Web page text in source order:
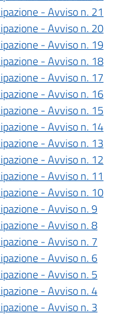
- Avviso n. 21
- Avviso n. 20
- Avviso n. 19
- Avviso n. 18
- Avviso n. 17
- Avviso n. 16
- Avviso n. 15
- Avviso n. 14
- Avviso n. 13
- Avviso n. 12
- Avviso n. 11
- Avviso n. 10
- Avviso n. 9
- Avviso n. 8
- Avviso n. 7
- Avviso n. 6
- Avviso n. 5
- Avviso n. 4
- Avviso n. 3